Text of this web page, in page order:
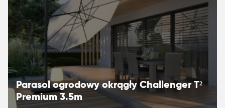
Parasol ogrodowy ​​​​​​okrągły Challenger T²
Premium 3.5m